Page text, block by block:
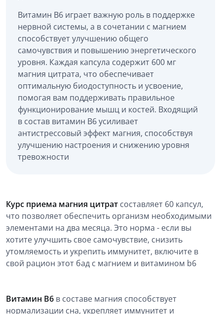
Витамин B6 играет важную роль в поддержке
нервной системы, а в сочетании с магнием
способствует улучшению общего
самочувствия и повышению энергетического
уровня. Каждая капсула содержит 600 мг
магния цитрата, что обеспечивает
оптимальную биодоступность и усвоение,
помогая вам поддерживать правильное
функционирование мышц и костей. Входящий
в состав витамин B6 усиливает
антистрессовый эффект магния, способствуя
улучшению настроения и снижению уровня
тревожности
Курс приема магния цитрат составляет 60 капсул,
что позволяет обеспечить организм необходимыми
элементами на два месяца. Это норма - если вы
хотите улучшить свое самочувствие, снизить
утомляемость и укрепить иммунитет, включите в
свой рацион этот бад с магнием и витамином b6
Витамин B6 в составе магния способствует
нормализации сна, укрепляет иммунитет и